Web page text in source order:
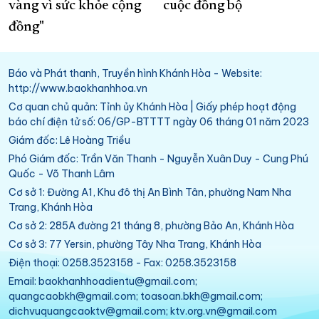
vàng vì sức khỏe cộng
đồng"
cuộc đồng bộ
Báo và Phát thanh, Truyền hình Khánh Hòa - Website:
http://www.baokhanhhoa.vn
Cơ quan chủ quản: Tỉnh ủy Khánh Hòa | Giấy phép hoạt động
báo chí điện tử số: 06/GP-BTTTT ngày 06 tháng 01 năm 2023
Giám đốc: Lê Hoàng Triều
Phó Giám đốc: Trần Văn Thanh - Nguyễn Xuân Duy - Cung Phú
Quốc - Võ Thanh Lâm
Cơ sở 1: Đường A1, Khu đô thị An Bình Tân, phường Nam Nha
Trang, Khánh Hòa
Cơ sở 2: 285A đường 21 tháng 8, phường Bảo An, Khánh Hòa
Cơ sở 3: 77 Yersin, phường Tây Nha Trang, Khánh Hòa
Điện thoại: 0258.3523158 - Fax: 0258.3523158
Email: baokhanhhoadientu@gmail.com;
quangcaobkh@gmail.com; toasoan.bkh@gmail.com;
dichvuquangcaoktv@gmail.com; ktv.org.vn@gmail.com